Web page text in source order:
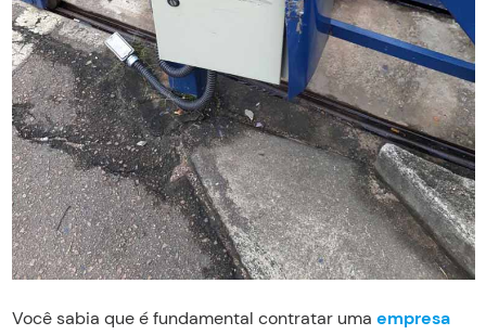
Você sabia que é fundamental contratar uma empresa